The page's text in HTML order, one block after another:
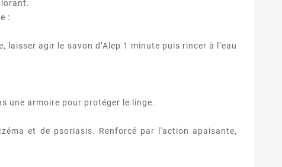
:
laisser agir le savon d’Alep 1 minute puis rincer à l’eau
une armoire pour protéger le linge.
et de psoriasis. Renforcé par l'action apaisante,